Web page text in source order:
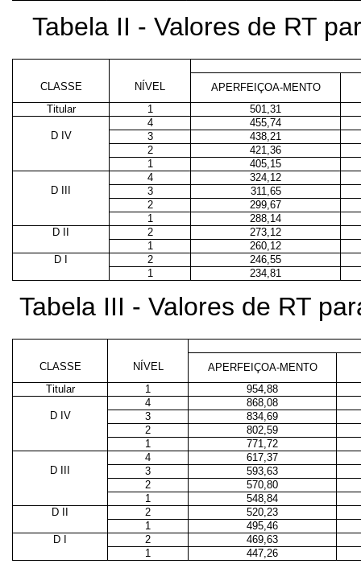
Tabela II - Valores de RT
CLASSE NÍVEL
APERFEIÇOA-MENTO
Titular
1
501,31
4
455,74
D IV
3
438,21
2
421,36
1
405,15
4
324,12
D III
3
311,65
2
299,67
1
288,14
D II
2
273,12
1
260,12
D I
2
246,55
1
234,81
Tabela III - Valores de RT
CLASSE NÍVEL
APERFEIÇOA-MENTO
Titular
1
954,88
4
868,08
D IV
3
834,69
2
802,59
1
771,72
4
617,37
D III
3
593,63
2
570,80
1
548,84
D II
2
520,23
1
495,46
D I
2
469,63
1
447,26